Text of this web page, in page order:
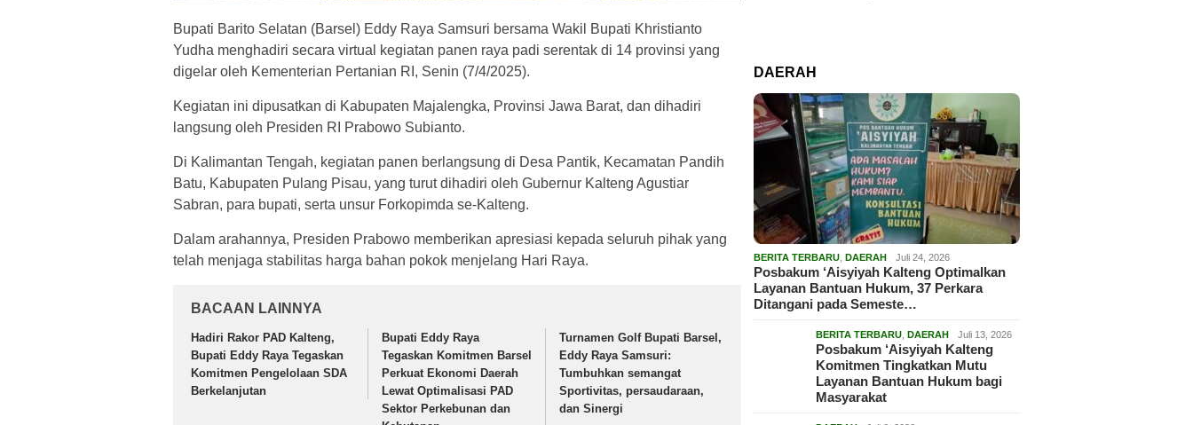
Bupati Barito Selatan (Barsel) Eddy Raya Samsuri bersama Wakil Bupati Khristianto
Yudha menghadiri secara virtual kegiatan panen raya padi serentak di 14 provinsi yang
digelar oleh Kementerian Pertanian RI, Senin (7/4/2025).
Kegiatan ini dipusatkan di Kabupaten Majalengka, Provinsi Jawa Barat, dan dihadiri
langsung oleh Presiden RI Prabowo Subianto.
Di Kalimantan Tengah, kegiatan panen berlangsung di Desa Pantik, Kecamatan Pandih
Batu, Kabupaten Pulang Pisau, yang turut dihadiri oleh Gubernur Kalteng Agustiar
Sabran, para bupati, serta unsur Forkopimda se-Kalteng.
Dalam arahannya, Presiden Prabowo memberikan apresiasi kepada seluruh pihak yang
telah menjaga stabilitas harga bahan pokok menjelang Hari Raya.
BACAAN LAINNYA
Hadiri Rakor PAD Kalteng,
Bupati Eddy Raya Tegaskan
Komitmen Pengelolaan SDA
Berkelanjutan
Bupati Eddy Raya
Tegaskan Komitmen Barsel
Perkuat Ekonomi Daerah
Lewat Optimalisasi PAD
Sektor Perkebunan dan
Turnamen Golf Bupati Barsel,
Eddy Raya Samsuri:
Tumbuhkan semangat
Sportivitas, persaudaraan,
dan Sinergi
DAERAH
BERITA TERBARU ,DAERAH Juli 24, 2026
Posbakum ‘Aisyiyah Kalteng Optimalkan
Layanan Bantuan Hukum, 37 Perkara
Ditangani pada Semeste…
BERITA TERBARU ,DAERAH Juli 13, 2026
Posbakum ‘Aisyiyah Kalteng
Komitmen Tingkatkan Mutu
Layanan Bantuan Hukum bagi
Masyarakat